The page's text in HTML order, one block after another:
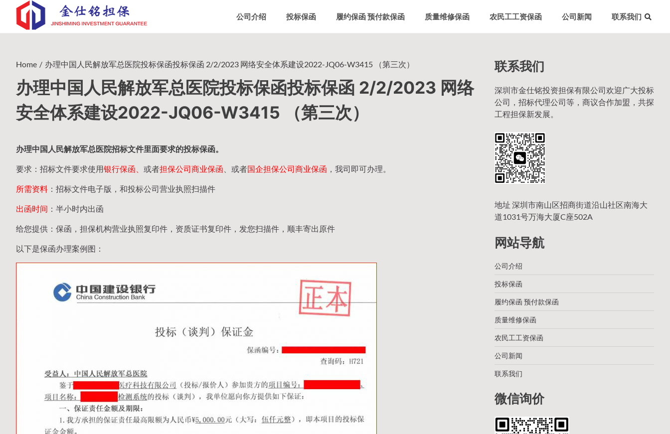
content
公司介绍 投标保函 履约保函 预付款保函 质量维修保函 农民工工资保函 公司新闻 联系我们
Home 办理中国人民解放军总医院投标保函投标保函 2/2/2023 网络安全体系建设2022-JQ06-W3415 （第三次）
办理中国人民解放军总医院投标保函投标保函 2/2/2023 网络
安全体系建设2022-JQ06-W3415 （第三次）
办理中国人民解放军总医院招标文件里面要求的投标保函。
要求：招标文件要求使用银行保函、 或者担保公司商业保函 、或者国企担保公司商业保函 ，我司即可办理。
所需资料 ：招标文件电子版，和投标公司营业执照扫描件
出函时间 ：半小时内出函
给您提供：保函，担保机构营业执照复印件，资质证书复印件，发您扫描件，顺丰寄出原件
以下是保函办理案例图：
联系我们
深圳市金仕铭投资担保有限公司欢迎广大投标
公司，招标代理公司等，商议合作加盟，共探
工程担保新发展。
地址 深圳市南山区招商街道沿山社区南海大
道1031号万海大厦C座502A
网站导航
公司介绍
投标保函
履约保函 预付款保函
质量维修保函
农民工工资保函
公司新闻
联系我们
微信询价